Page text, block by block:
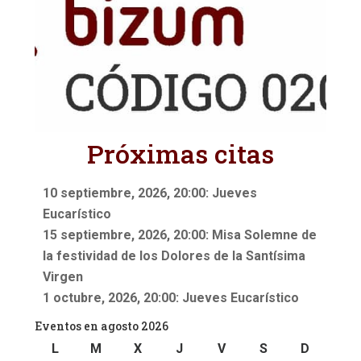
Próximas citas
10 septiembre, 2026, 20:00: Jueves
Eucarístico
15 septiembre, 2026, 20:00: Misa Solemne de
la festividad de los Dolores de la Santísima
Virgen
1 octubre, 2026, 20:00: Jueves Eucarístico
Eventos en agosto 2026
Llunes M martes
Xmiércoles
J jueves
Vviernes
Ssábado
D